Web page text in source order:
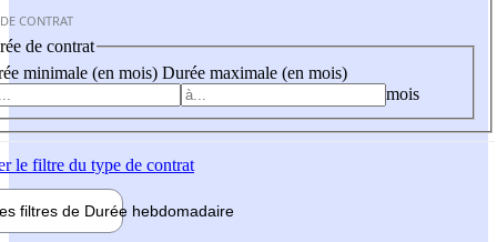
CONTRAT
de contrat
minimale (en mois) Durée maximale (en mois)
mois
le filtre du type de contrat
filtres de Durée hebdomadaire